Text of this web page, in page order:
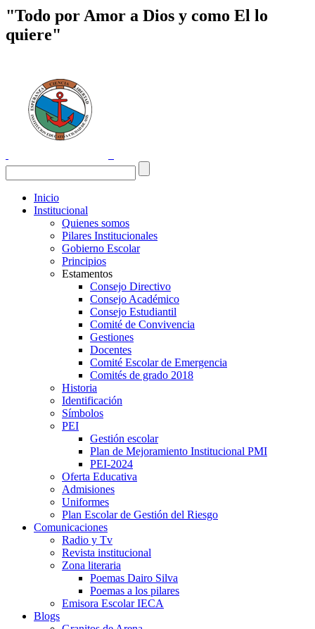
"Todo por Amor a Dios y como El lo
quiere"
Inicio
Institucional
Quienes somos
Pilares Institucionales
Gobierno Escolar
Principios
Estamentos
Consejo Directivo
Consejo Académico
Consejo Estudiantil
Comité de Convivencia
Gestiones
Docentes
Comité Escolar de Emergencia
Comités de grado 2018
Historia
Identificación
Símbolos
PEI
Gestión escolar
Plan de Mejoramiento Institucional PMI
PEI-2024
Oferta Educativa
Admisiones
Uniformes
Plan Escolar de Gestión del Riesgo
Comunicaciones
Radio y Tv
Revista institucional
Zona literaria
Poemas Dairo Silva
Poemas a los pilares
Emisora Escolar IECA
Blogs